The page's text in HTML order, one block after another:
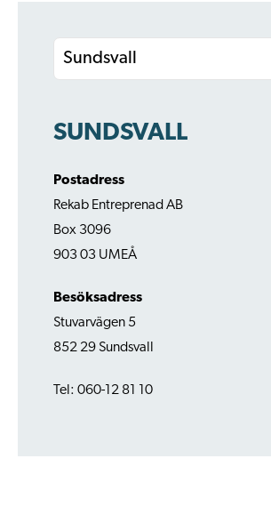
Sundsvall
SUNDSVALL
Postadress
Rekab Entreprenad AB
Box 3096
903 03 UMEÅ
Besöksadress
Stuvarvägen 5
852 29 Sundsvall
Tel: 060-12 81 10